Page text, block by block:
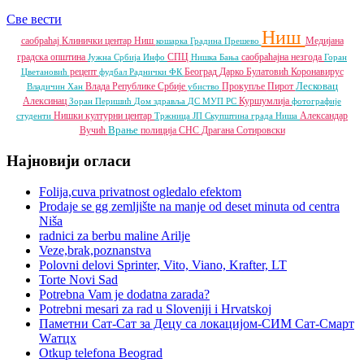
Све вести
саобраћај Клинички центар Ниш кошарка Градина Прешево Ниш Медијана
градска општина Јужна Србија Инфо СПЦ Нишка Бања саобраћајна незгода Горан
Цветановић рецепт фудбал Раднички ФК Београд Дарко Булатовић Коронавирус
Владичин Хан Влада Републике Србије убиство Прокупље Пирот Лесковац
Алексинац Зоран Перишић Дом здравља ДС МУП РС Куршумлија фотографије
студенти Нишки културни центар Тржница ЈП Скупштина града Ниша Александар
Вучић Врање полиција СНС Драгана Сотировски
Најновији огласи
Folija,cuva privatnost ogledalo efektom
Prodaje se gg zemljište na manje od deset minuta od centra
Niša
radnici za berbu maline Arilje
Veze,brak,poznanstva
Polovni delovi Sprinter, Vito, Viano, Krafter, LT
Torte Novi Sad
Potrebna Vam je dodatna zarada?
Potrebni mesari za rad u Sloveniji i Hrvatskoj
Паметни Сат-Сат за Децу са локацијом-СИМ Сат-Смарт
Wатцх
Otkup telefona Beograd